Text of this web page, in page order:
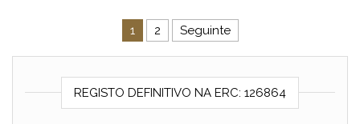
Navegação de artigos
1 2 Seguinte
REGISTO DEFINITIVO NA ERC: 126864